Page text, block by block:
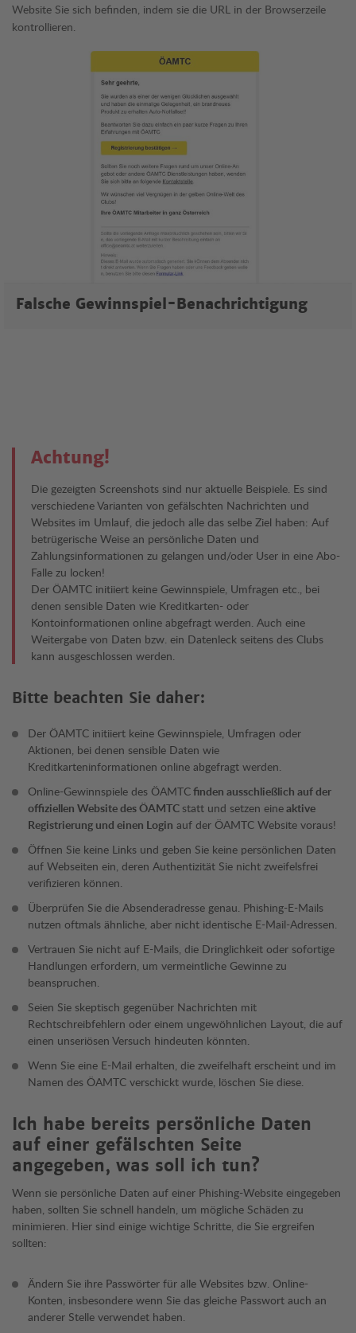
Website Sie sich befinden, indem sie die URL in der Browserzeile
kontrollieren.
ÖAMTC Fake-Gewinnspiele
Falsche Gewinnspiel-Benachrichtigung
Achtung!
Die gezeigten Screenshots sind nur aktuelle Beispiele. Es sind
verschiedene Varianten von gefälschten Nachrichten und
Websites im Umlauf, die jedoch alle das selbe Ziel haben: Auf
betrügerische Weise an persönliche Daten und
Zahlungsinformationen zu gelangen und/oder User in eine Abo-
Falle zu locken!
Der ÖAMTC initiiert keine Gewinnspiele, Umfragen etc., bei
denen sensible Daten wie Kreditkarten- oder
Kontoinformationen online abgefragt werden. Auch eine
Weitergabe von Daten bzw. ein Datenleck seitens des Clubs
kann ausgeschlossen werden.
Bitte beachten Sie daher:
Der ÖAMTC initiiert keine Gewinnspiele, Umfragen oder
Aktionen, bei denen sensible Daten wie
Kreditkarteninformationen online abgefragt werden.
Online-Gewinnspiele des ÖAMTCfinden ausschließlich auf der
offiziellen Website des ÖAMTC statt und setzen eineaktive
Registrierung und einen Login auf der ÖAMTC Website voraus!
Öffnen Sie keine Links und geben Sie keine persönlichen Daten
auf Webseiten ein, deren Authentizität Sie nicht zweifelsfrei
verifizieren können.
Überprüfen Sie die Absenderadresse genau. Phishing-E-Mails
nutzen oftmals ähnliche, aber nicht identische E-Mail-Adressen.
Vertrauen Sie nicht auf E-Mails, die Dringlichkeit oder sofortige
Handlungen erfordern, um vermeintliche Gewinne zu
beanspruchen.
Seien Sie skeptisch gegenüber Nachrichten mit
Rechtschreibfehlern oder einem ungewöhnlichen Layout, die auf
einen unseriösen Versuch hindeuten könnten.
Wenn Sie eine E-Mail erhalten, die zweifelhaft erscheint und im
Namen des ÖAMTC verschickt wurde, löschen Sie diese.
Ich habe bereits persönliche Daten
auf einer gefälschten Seite
angegeben, was soll ich tun?
Wenn sie persönliche Daten auf einer Phishing-Website eingegeben
haben, sollten Sie schnell handeln, um mögliche Schäden zu
minimieren. Hier sind einige wichtige Schritte, die Sie ergreifen
sollten:
Ändern Sie ihre Passwörter für alle Websites bzw. Online-
Konten, insbesondere wenn Sie das gleiche Passwort auch an
anderer Stelle verwendet haben.